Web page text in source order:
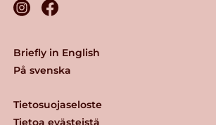
Tietosuojaseloste
Tietoa evästeistä
Briefly in English
På svenska